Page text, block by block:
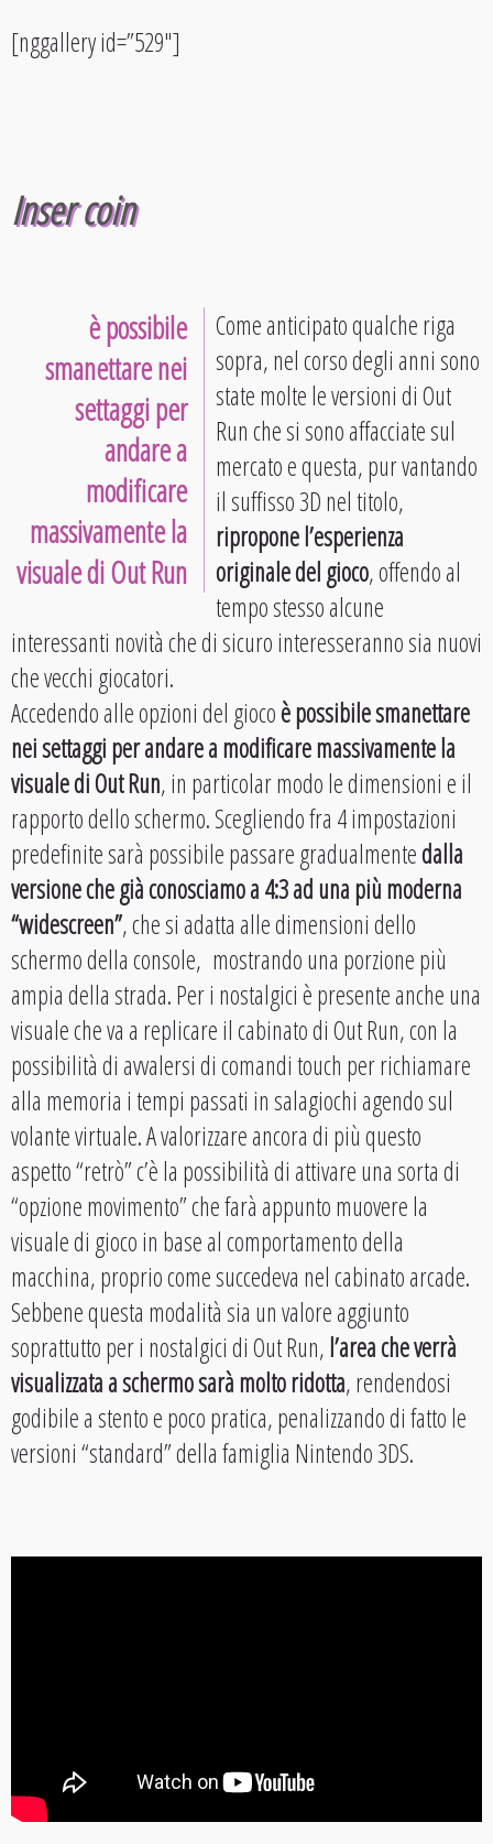
[nggallery id=”529″]
Inser coin
è possibile
smanettare nei
settaggi per
andare a
modificare
massivamente la
visuale di Out Run
Come anticipato qualche riga
sopra, nel corso degli anni sono
state molte le versioni di Out
Run che si sono affacciate sul
mercato e questa, pur vantando
il suffisso 3D nel titolo,
ripropone l’esperienza
originale del gioco, offendo al
tempo stesso alcune
interessanti novità che di sicuro interesseranno sia nuovi
che vecchi giocatori.
Accedendo alle opzioni del giocoè possibile smanettare
nei settaggi per andare a modificare massivamente la
visuale di Out Run, in particolar modo le dimensioni e il
rapporto dello schermo. Scegliendo fra 4 impostazioni
predefinite sarà possibile passare gradualmentedalla
versione che già conosciamo a 4:3 ad una più moderna
“widescreen”, che si adatta alle dimensioni dello
schermo della console, mostrando una porzione più
ampia della strada. Per i nostalgici è presente anche una
visuale che va a replicare il cabinato di Out Run, con la
possibilità di avvalersi di comandi touch per richiamare
alla memoria i tempi passati in salagiochi agendo sul
volante virtuale. A valorizzare ancora di più questo
aspetto “retrò” c’è la possibilità di attivare una sorta di
“opzione movimento” che farà appunto muovere la
visuale di gioco in base al comportamento della
macchina, proprio come succedeva nel cabinato arcade.
Sebbene questa modalità sia un valore aggiunto
soprattutto per i nostalgici di Out Run,l’area che verrà
visualizzata a schermo sarà molto ridotta, rendendosi
godibile a stento e poco pratica, penalizzando di fatto le
versioni “standard” della famiglia Nintendo 3DS.